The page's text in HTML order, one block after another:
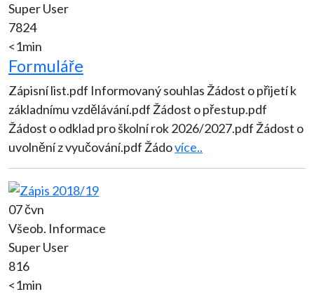
Super User
7824
<1min
Formuláře
Zápisní list.pdf Informovaný souhlas Žádost o přijetí k
základnímu vzdělávání.pdf Žádost o přestup.pdf
Žádost o odklad pro školní rok 2026/2027.pdf Žádost o
uvolnění z vyučování.pdf Žádovíce..
07 čvn
Všeob. Informace
Super User
816
<1min